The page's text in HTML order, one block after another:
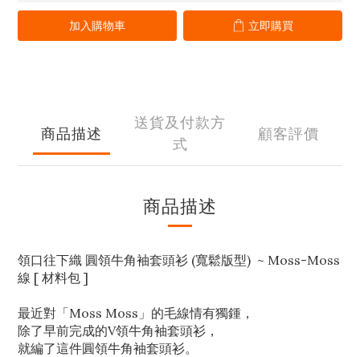
加入購物車 立即購買
商品描述
送貨及付款方
式
顧客評價
商品描述
領口往下織 圓領牛角袖套頭衫 (寬鬆版型) ~ Moss-Moss
線 [ 材料包 ]
最近對「Moss Moss」的毛線情有獨鍾，
除了早前完成的V領牛角袖套頭衫 ，
就編了這件圓領牛角袖套頭衫。